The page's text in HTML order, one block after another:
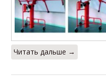
Читать дальше →